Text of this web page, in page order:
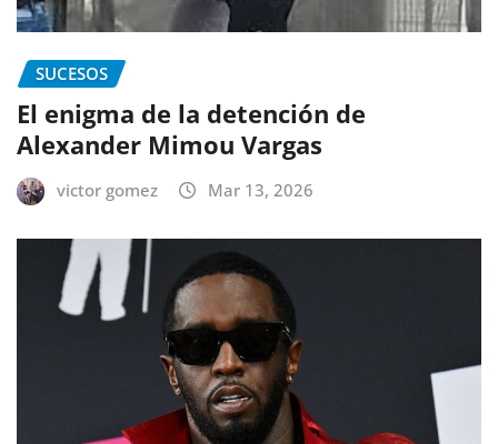
SUCESOS
El enigma de la detención de
Alexander Mimou Vargas
victor gomez Mar 13, 2026